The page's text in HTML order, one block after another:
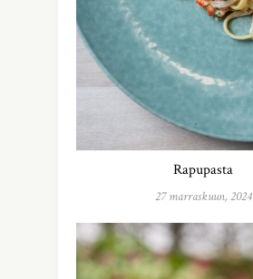
Rapupasta
27 marraskuun, 2024